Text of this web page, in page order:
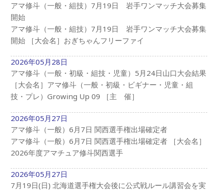
アマ修斗（一般・組技）7月19日 岩手ワンマッチ大会募集
開始
アマ修斗（一般・組技）7月19日 岩手ワンマッチ大会募集
開始 ［大会名］おぎちゃんフリーファイ
2026年05月28日
アマ修斗（一般・初級・組技・児童）5月24日山口大会結果
［大会名］アマ修斗（一般・初級・ビギナー・児童・組
技・プレ）Growing Up 09 ［主 催］
2026年05月27日
アマ修斗（一般）6月7日 関西選手権出場確定者
アマ修斗（一般）6月7日 関西選手権出場確定者 ［大会名］
2026年度アマチュア修斗関西選手
2026年05月27日
7月19日(日) 北海道選手権大会後に公式戦ルール講習会を実